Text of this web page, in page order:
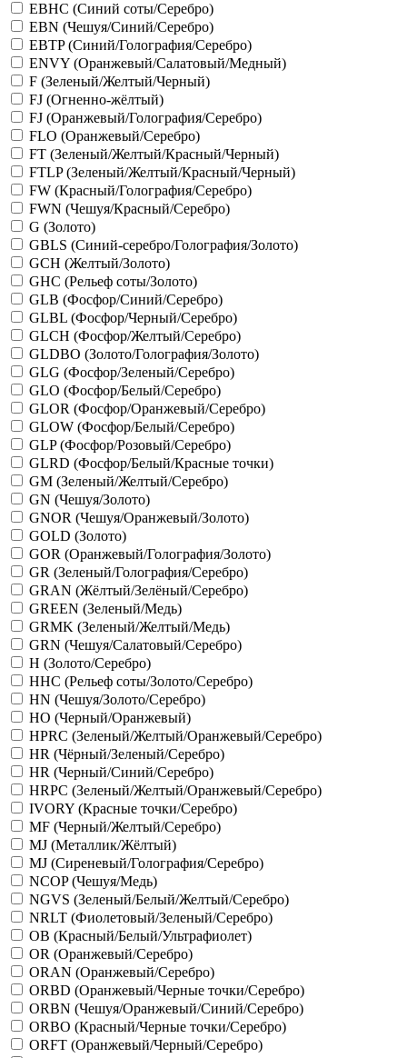
EBHC (Синий соты/Серебро)
EBN (Чешуя/Синий/Серебро)
EBTP (Синий/Голография/Серебро)
ENVY (Оранжевый/Салатовый/Медный)
F (Зеленый/Желтый/Черный)
FJ (Огненно-жёлтый)
FJ (Оранжевый/Голография/Серебро)
FLO (Оранжевый/Серебро)
FT (Зеленый/Желтый/Красный/Черный)
FTLP (Зеленый/Желтый/Красный/Черный)
FW (Красный/Голография/Серебро)
FWN (Чешуя/Красный/Серебро)
G (Золото)
GBLS (Синий-серебро/Голография/Золото)
GCH (Желтый/Золото)
GHC (Рельеф соты/Золото)
GLB (Фосфор/Синий/Серебро)
GLBL (Фосфор/Черный/Серебро)
GLCH (Фосфор/Желтый/Серебро)
GLDBO (Золото/Голография/Золото)
GLG (Фосфор/Зеленый/Серебро)
GLO (Фосфор/Белый/Серебро)
GLOR (Фосфор/Оранжевый/Серебро)
GLOW (Фосфор/Белый/Серебро)
GLP (Фосфор/Розовый/Серебро)
GLRD (Фосфор/Белый/Красные точки)
GM (Зеленый/Желтый/Серебро)
GN (Чешуя/Золото)
GNOR (Чешуя/Оранжевый/Золото)
GOLD (Золото)
GOR (Оранжевый/Голография/Золото)
GR (Зеленый/Голография/Серебро)
GRAN (Жёлтый/Зелёный/Серебро)
GREEN (Зеленый/Медь)
GRMK (Зеленый/Желтый/Медь)
GRN (Чешуя/Салатовый/Серебро)
H (Золото/Серебро)
HHC (Рельеф соты/Золото/Серебро)
HN (Чешуя/Золото/Серебро)
HO (Черный/Оранжевый)
HPRC (Зеленый/Желтый/Оранжевый/Серебро)
HR (Чёрный/Зеленый/Серебро)
HR (Черный/Синий/Серебро)
HRPC (Зеленый/Желтый/Оранжевый/Серебро)
IVORY (Красные точки/Серебро)
MF (Черный/Желтый/Серебро)
MJ (Металлик/Жёлтый)
MJ (Сиреневый/Голография/Серебро)
NCOP (Чешуя/Медь)
NGVS (Зеленый/Белый/Желтый/Серебро)
NRLT (Фиолетовый/Зеленый/Серебро)
OB (Красный/Белый/Ультрафиолет)
OR (Оранжевый/Серебро)
ORAN (Оранжевый/Серебро)
ORBD (Оранжевый/Черные точки/Серебро)
ORBN (Чешуя/Оранжевый/Синий/Серебро)
ORBO (Красный/Черные точки/Серебро)
ORFT (Оранжевый/Черный/Серебро)